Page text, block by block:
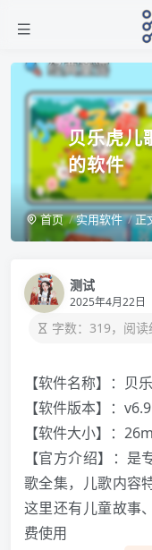
贝乐虎儿
的软件
首页 实用软件 正
测试
2025年4月22日
字数：319，阅读
【软件名称】：贝
【软件版本】：
【软件大小】：26m
【官方介绍】：
歌全集，儿歌内容
这里还有儿童故事
费使用